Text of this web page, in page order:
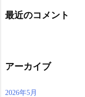
最近のコメント
アーカイブ
2026年5月